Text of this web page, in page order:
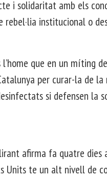
i solidaritat amb els
institucional o
que en un míting
per curar-la de
si defensen la
afirma fa quatre dies
Units te un alt nivell de